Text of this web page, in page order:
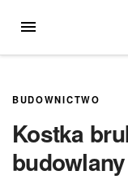
MENU
BUDOWNICTWO
Kostka
budowlany